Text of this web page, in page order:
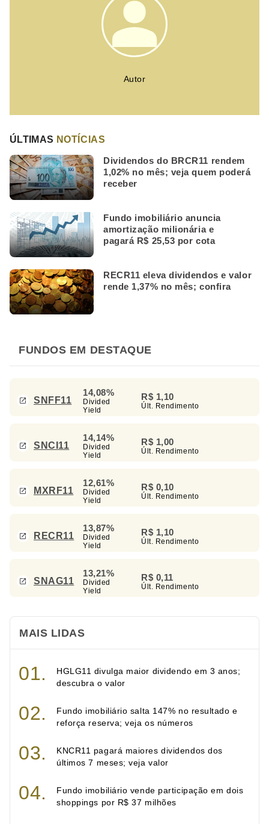
Autor
ÚLTIMAS NOTÍCIAS
Dividendos do BRCR11 rendem
1,02% no mês; veja quem poderá
receber
Fundo imobiliário anuncia
amortização milionária e
pagará R$ 25,53 por cota
RECR11 eleva dividendos e valor
rende 1,37% no mês; confira
FUNDOS EM DESTAQUE
SNFF11
14,08%
Divided
Yield
R$ 1,10
Últ. Rendimento
SNCI11
14,14%
Divided
Yield
R$ 1,00
Últ. Rendimento
MXRF11
12,61%
Divided
Yield
R$ 0,10
Últ. Rendimento
RECR11
13,87%
Divided
Yield
R$ 1,10
Últ. Rendimento
SNAG11
13,21%
Divided
Yield
R$ 0,11
Últ. Rendimento
MAIS LIDAS
HGLG11 divulga maior dividendo em 3 anos;
descubra o valor
Fundo imobiliário salta 147% no resultado e
reforça reserva; veja os números
KNCR11 pagará maiores dividendos dos
últimos 7 meses; veja valor
Fundo imobiliário vende participação em dois
shoppings por R$ 37 milhões